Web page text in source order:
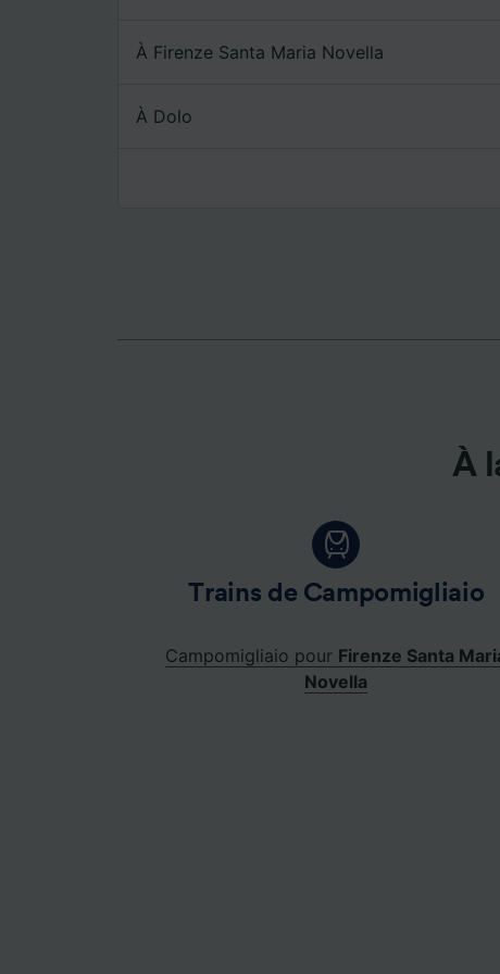
À Firenze Santa Maria Novella
À Dolo
À
Trains de Campomigliaio
Campomigliaio pour Firenze Santa
Novella